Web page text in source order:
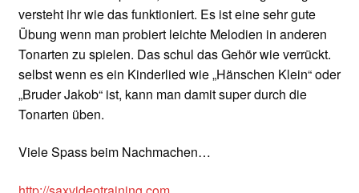
versteht ihr wie das funktioniert. Es ist eine sehr gute
Übung wenn man probiert leichte Melodien in anderen
Tonarten zu spielen. Das schul das Gehör wie verrückt.
selbst wenn es ein Kinderlied wie „Hänschen Klein“ oder
„Bruder Jakob“ ist, kann man damit super durch die
Tonarten üben.
Viele Spass beim Nachmachen…